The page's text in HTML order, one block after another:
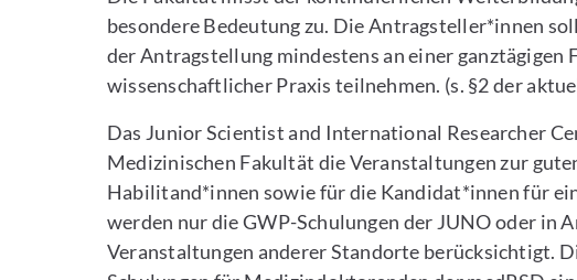
besondere Bedeutung zu. Die Antragsteller*innen
der Antragstellung mindestens an einer ganztägigen
wissenschaftlicher Praxis teilnehmen. (s. §2 der
Das Junior Scientist and International Researcher
Medizinischen Fakultät die Veranstaltungen zur
Habilitand*innen sowie für die Kandidat*innen für
werden nur die GWP-Schulungen der JUNO oder in
Veranstaltungen anderer Standorte berücksichtigt.